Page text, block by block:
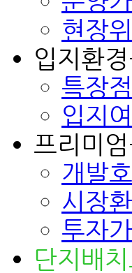
현장
입지환경
특장점
입지
프리미엄
개발
시장
투자
단지배